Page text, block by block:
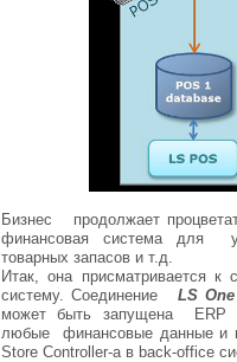
Бизнес продолжает
финансовая система для
товарных запасов и т.д.
Итак, она присматривается
систему. Соединение
LS
может быть запущена ERP
любые финансовые данные и
Store Controller-а в back-office